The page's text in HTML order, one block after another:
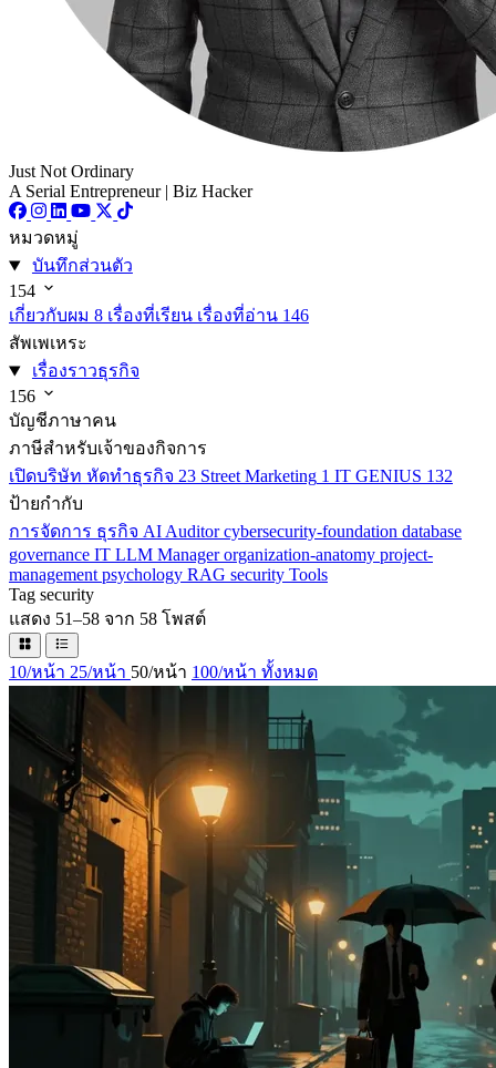
Just Not Ordinary
A Serial Entrepreneur | Biz Hacker
หมวดหมู่
บันทึกส่วนตัว
154
เกี่ยวกับผม 8 เรื่องที่เรียน เรื่องที่อ่าน 146
สัพเพเหระ
เรื่องราวธุรกิจ
156
บัญชีภาษาคน
ภาษีสำหรับเจ้าของกิจการ
เปิดบริษัท หัดทำธุรกิจ 23 Street Marketing 1 IT GENIUS 132
ป้ายกำกับ
การจัดการ ธุรกิจ AI Auditorcybersecurity-foundation database
governance IT LLM Managerorganization-anatomy project-
management psychology RAG security Tools
Tag security
แสดง 51–58 จาก 58 โพสต์
10/หน้า 25/หน้า 50/หน้า 100/หน้า ทั้งหมด